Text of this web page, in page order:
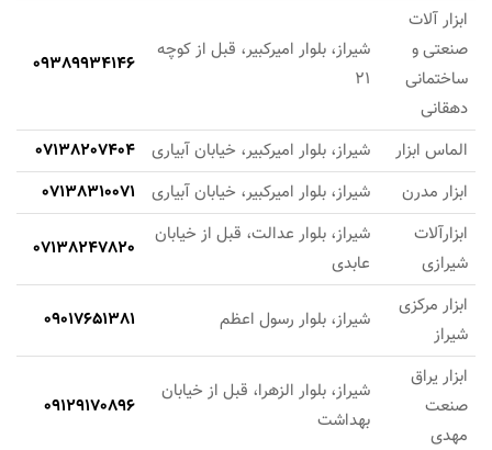
ابزار آلات
صنعتی و
ساختمانی
دهقانی
شیراز، بلوار امیرکبیر، قبل از کوچه
21
09389934146
الماس ابزار شیراز، بلوار امیرکبیر، خیابان آبیاری
07138207404
ابزار مدرن
شیراز، بلوار امیرکبیر، خیابان آبیاری
07138310071
ابزارآلات
شیرازی
شیراز، بلوار عدالت، قبل از خیابان
عابدی
07138247820
ابزار مرکزی
شیراز
شیراز، بلوار رسول اعظم 09017651381
ابزار یراق
صنعت
مهدی
شیراز، بلوار الزهرا، قبل از خیابان
بهداشت
09129170896